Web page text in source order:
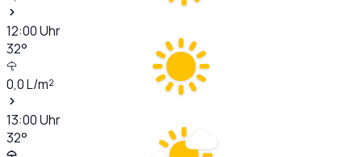
12:00Uhr
32°
0,0L/m²
13:00Uhr
32°